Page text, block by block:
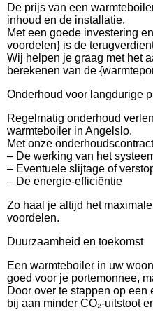
De prijs van een
inhoud en de installatie.
Met een goede investering
voordelen} is de
Wij helpen je graag met het
berekenen van de
Onderhoud voor langdurige
Regelmatig onderhoud
warmteboiler in Angelslo.
Met onze
– De werking van het
– Eventuele slijtage of
– De energie-efficiëntie
Zo haal je altijd het
voordelen.
Duurzaamheid en toekomst
Een warmteboiler in uw
goed voor je portemonnee,
Door over te stappen op
bij aan minder CO₂-uitstoot